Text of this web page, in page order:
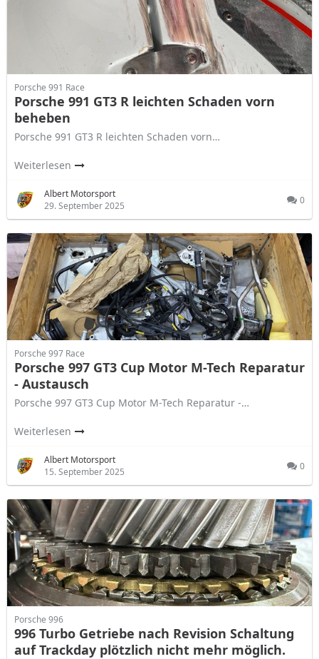
Porsche 991 Race
Porsche 991 GT3 R leichten Schaden vorn
beheben
Porsche 991 GT3 R leichten Schaden vorn…
Weiterlesen
Albert Motorsport
29. September 2025
0
Porsche 997 Race
Porsche 997 GT3 Cup Motor M-Tech Reparatur
- Austausch
Porsche 997 GT3 Cup Motor M-Tech Reparatur -…
Weiterlesen
Albert Motorsport
15. September 2025
0
Porsche 996
996 Turbo Getriebe nach Revision Schaltung
auf Trackday plötzlich nicht mehr möglich.